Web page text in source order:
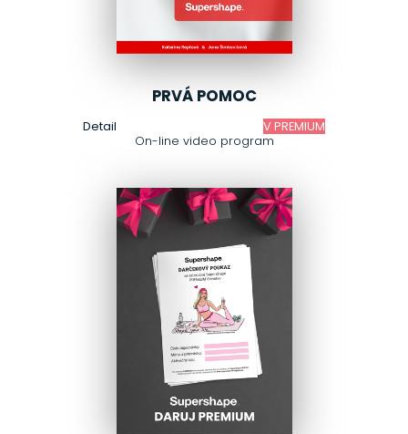
PRVÁ POMOC
On-line video program
Detail V PREMIUM